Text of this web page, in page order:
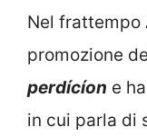
Nel frattempo
promozione
perdícíon e
in cui parla di